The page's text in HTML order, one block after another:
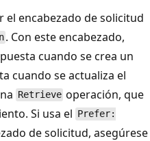
el encabezado de solicitud
. Con este encabezado,
cuando se crea un
cuando se actualiza el
Retrieve operación, que
Si usa el Prefer:
de solicitud, asegúrese